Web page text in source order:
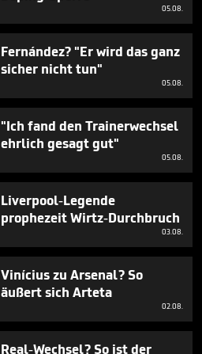
05.08.
Fernández? "Er wird das ganz
sicher nicht tun"
05.08.
"Ich fand den Trainerwechsel
ehrlich gesagt gut"
05.08.
Liverpool-Legende
prophezeit Wirtz-Durchbruch
03.08.
Vinícius zu Arsenal? So
äußert sich Arteta
02.08.
Real-Wechsel? So ist der